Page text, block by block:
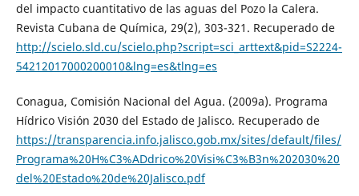
del impacto cuantitativo de las aguas del Pozo la Calera.
Revista Cubana de Química, 29(2), 303-321. Recuperado de
http://scielo.sld.cu/scielo.php?script=sci_arttext&pid=S2224-
54212017000200010&lng=es&tlng=es
Conagua, Comisión Nacional del Agua. (2009a). Programa
Hídrico Visión 2030 del Estado de Jalisco. Recuperado de
https://transparencia.info.jalisco.gob.mx/sites/default/files/
Programa%20H%C3%ADdrico%20Visi%C3%B3n%202030%20
del%20Estado%20de%20Jalisco.pdf